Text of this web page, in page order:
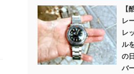
【
レ
レ
ル
の
バ